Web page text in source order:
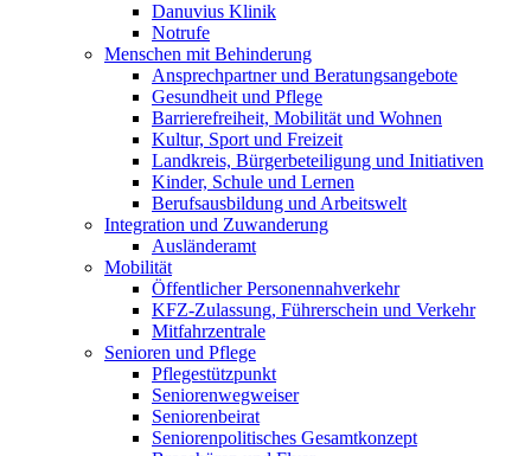
Danuvius Klinik
Notrufe
Menschen mit Behinderung
Ansprechpartner und Beratungsangebote
Gesundheit und Pflege
Barrierefreiheit, Mobilität und Wohnen
Kultur, Sport und Freizeit
Landkreis, Bürgerbeteiligung und Initiativen
Kinder, Schule und Lernen
Berufsausbildung und Arbeitswelt
Integration und Zuwanderung
Ausländeramt
Mobilität
Öffentlicher Personennahverkehr
KFZ-Zulassung, Führerschein und Verkehr
Mitfahrzentrale
Senioren und Pflege
Pflegestützpunkt
Seniorenwegweiser
Seniorenbeirat
Seniorenpolitisches Gesamtkonzept